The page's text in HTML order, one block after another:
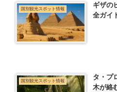
国別観光スポット情報
ギザの
全ガイ
国別観光スポット情報
タ・プ
木が絡